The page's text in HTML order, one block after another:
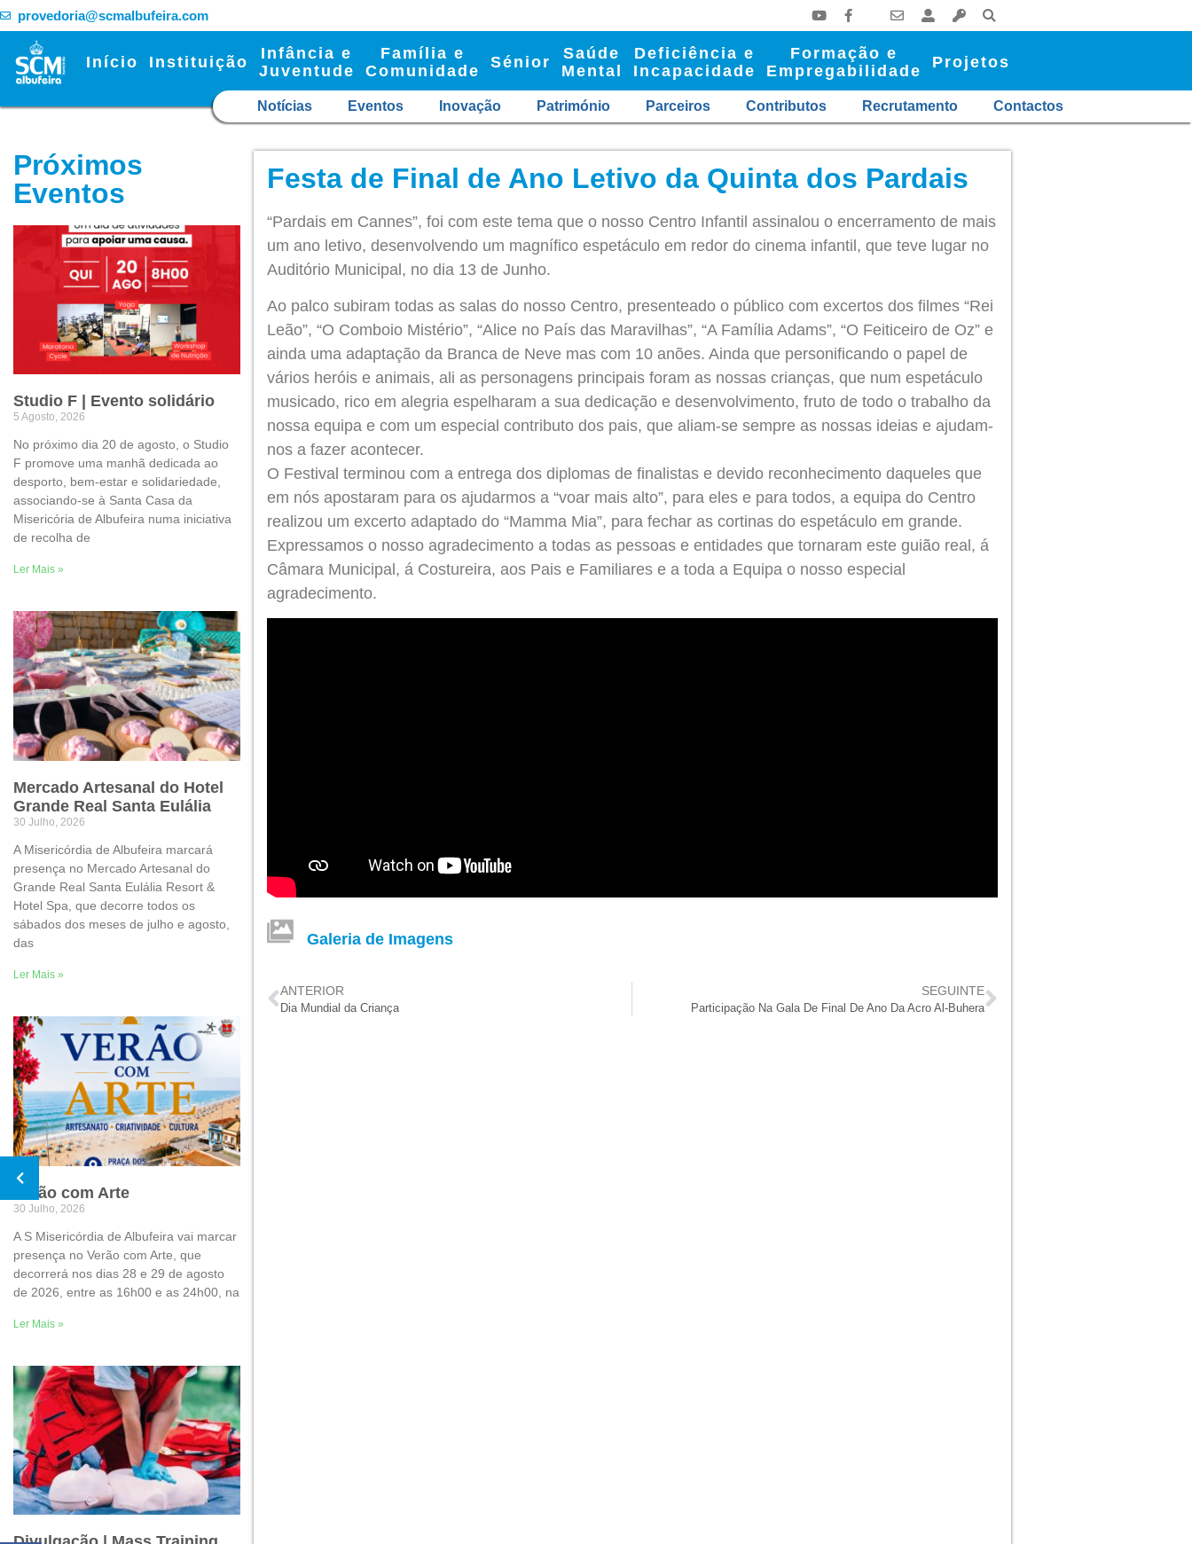
provedoria@scmalbufeira.com
Início Instituição
Infância e
Juventude
Família e
Comunidade
Sénior
Saúde
Mental
Deficiência e
Incapacidade
Formação e
Empregabilidade
Projetos
Notícias Eventos Inovação Património Parceiros Contributos Recrutamento Contactos
Próximos
Eventos
Studio F | Evento solidário
5 Agosto, 2026
No próximo dia 20 de agosto, o Studio
F promove uma manhã dedicada ao
desporto, bem-estar e solidariedade,
associando-se à Santa Casa da
Misericória de Albufeira numa iniciativa
de recolha de
Ler Mais »
Mercado Artesanal do Hotel
Grande Real Santa Eulália
30 Julho, 2026
A Misericórdia de Albufeira marcará
presença no Mercado Artesanal do
Grande Real Santa Eulália Resort &
Hotel Spa, que decorre todos os
sábados dos meses de julho e agosto,
das
Ler Mais »
Verão com Arte
30 Julho, 2026
A S Misericórdia de Albufeira vai marcar
presença no Verão com Arte, que
decorrerá nos dias 28 e 29 de agosto
de 2026, entre as 16h00 e as 24h00, na
Ler Mais »
Festa de Final de Ano Letivo da Quinta dos Pardais
“Pardais em Cannes”, foi com este tema que o nosso Centro Infantil assinalou o encerramento de mais
um ano letivo, desenvolvendo um magnífico espetáculo em redor do cinema infantil, que teve lugar no
Auditório Municipal, no dia 13 de Junho.
Ao palco subiram todas as salas do nosso Centro, presenteado o público com excertos dos filmes “Rei
Leão”, “O Comboio Mistério”, “Alice no País das Maravilhas”, “A Família Adams”, “O Feiticeiro de Oz” e
ainda uma adaptação da Branca de Neve mas com 10 anões. Ainda que personificando o papel de
vários heróis e animais, ali as personagens principais foram as nossas crianças, que num espetáculo
musicado, rico em alegria espelharam a sua dedicação e desenvolvimento, fruto de todo o trabalho da
nossa equipa e com um especial contributo dos pais, que aliam-se sempre as nossas ideias e ajudam-
nos a fazer acontecer.
O Festival terminou com a entrega dos diplomas de finalistas e devido reconhecimento daqueles que
em nós apostaram para os ajudarmos a “voar mais alto”, para eles e para todos, a equipa do Centro
realizou um excerto adaptado do “Mamma Mia”, para fechar as cortinas do espetáculo em grande.
Expressamos o nosso agradecimento a todas as pessoas e entidades que tornaram este guião real, á
Câmara Municipal, á Costureira, aos Pais e Familiares e a toda a Equipa o nosso especial
agradecimento.
Galeria de Imagens
ANTERIOR
Dia Mundial da Criança
SEGUINTE
Participação Na Gala De Final De Ano Da Acro Al-Buhera